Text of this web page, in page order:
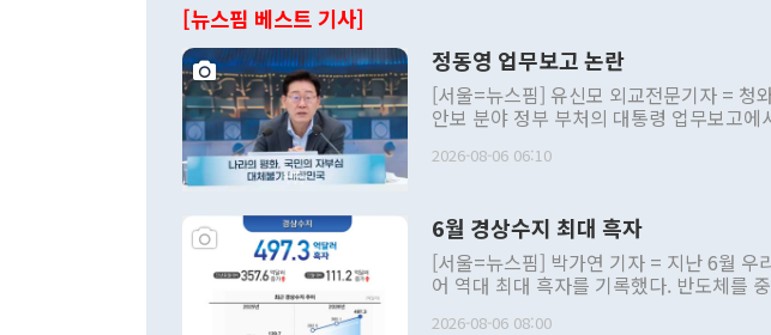
[뉴스핌 베스트 기사]
정동영 업무보고 논란
[서울=뉴스핌] 유신모 외교전문기자 = 청
안보 분야 정부 부처의 대통령 업무보고
발언 중에는 정부 내 조율을 거치지 않은
주의적 희망에 근거한 비현실적 구상'이라
관의 대북 정책 관련 발언이 물의를 빚은
관 부처 장관이 공개적으로 부정적 입장을
관의 무리한 대북 접근법과 월권을 제어해
다. [정동영 통일부 장관이 지난달 23일 오후 서울 종로구 정부서울청사에
2026-08-06 06:10
6월 경상수지 최대 흑자
[서울=뉴스핌] 박가연 기자 = 지난 6월 우
어 역대 최대 흑자를 기록했다. 반도체를
2026-08-06 08:00